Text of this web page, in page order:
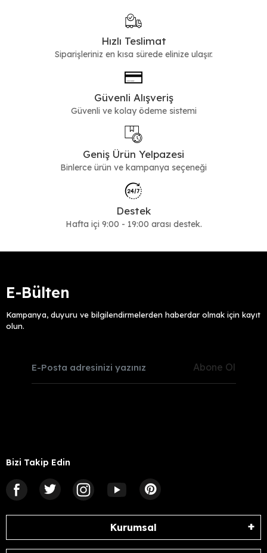
Hızlı Teslimat
Siparişleriniz en kısa sürede elinize ulaşır.
Güvenli Alışveriş
Güvenli ve kolay ödeme sistemi
Geniş Ürün Yelpazesi
Binlerce ürün ve kampanya seçeneği
Destek
Hafta içi 9:00 - 19:00 arası destek.
E-Bülten
Kampanya, duyuru ve bilgilendirmelerden haberdar olmak için kayıt
olun.
Abone Ol
Bizi Takip Edin
Kurumsal